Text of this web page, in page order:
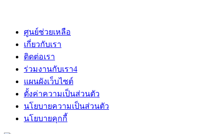
ศูนย์ช่วยเหลือ
เกี่ยวกับเรา
ติดต่อเรา
ร่วมงานกับเรา4
แผนผังเว็บไซต์
ตั้งค่าความเป็นส่วนตัว
นโยบายความเป็นส่วนตัว
นโยบายคุกกี้